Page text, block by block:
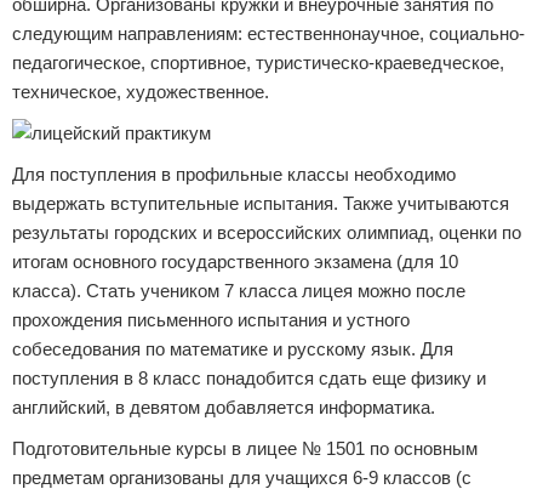
обширна. Организованы кружки и внеурочные занятия по
следующим направлениям: естественнонаучное, социально-
педагогическое, спортивное, туристическо-краеведческое,
техническое, художественное.
Для поступления в профильные классы необходимо
выдержать вступительные испытания. Также учитываются
результаты городских и всероссийских олимпиад, оценки по
итогам основного государственного экзамена (для 10
класса). Стать учеником 7 класса лицея можно после
прохождения письменного испытания и устного
собеседования по математике и русскому язык. Для
поступления в 8 класс понадобится сдать еще физику и
английский, в девятом добавляется информатика.
Подготовительные курсы в лицее № 1501 по основным
предметам организованы для учащихся 6-9 классов (с